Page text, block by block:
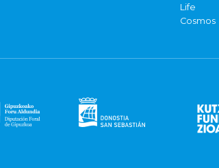
Life
Cosmos